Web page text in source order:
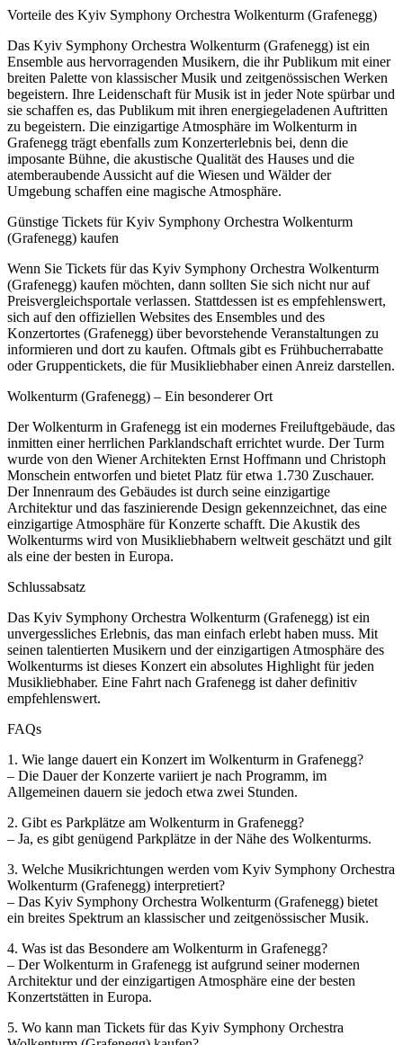
Vorteile des Kyiv Symphony Orchestra Wolkenturm (Grafenegg)
Das Kyiv Symphony Orchestra Wolkenturm (Grafenegg) ist ein
Ensemble aus hervorragenden Musikern, die ihr Publikum mit einer
breiten Palette von klassischer Musik und zeitgenössischen Werken
begeistern. Ihre Leidenschaft für Musik ist in jeder Note spürbar und
sie schaffen es, das Publikum mit ihren energiegeladenen Auftritten
zu begeistern. Die einzigartige Atmosphäre im Wolkenturm in
Grafenegg trägt ebenfalls zum Konzerterlebnis bei, denn die
imposante Bühne, die akustische Qualität des Hauses und die
atemberaubende Aussicht auf die Wiesen und Wälder der
Umgebung schaffen eine magische Atmosphäre.
Günstige Tickets für Kyiv Symphony Orchestra Wolkenturm
(Grafenegg) kaufen
Wenn Sie Tickets für das Kyiv Symphony Orchestra Wolkenturm
(Grafenegg) kaufen möchten, dann sollten Sie sich nicht nur auf
Preisvergleichsportale verlassen. Stattdessen ist es empfehlenswert,
sich auf den offiziellen Websites des Ensembles und des
Konzertortes (Grafenegg) über bevorstehende Veranstaltungen zu
informieren und dort zu kaufen. Oftmals gibt es Frühbucherrabatte
oder Gruppentickets, die für Musikliebhaber einen Anreiz darstellen.
Wolkenturm (Grafenegg) – Ein besonderer Ort
Der Wolkenturm in Grafenegg ist ein modernes Freiluftgebäude, das
inmitten einer herrlichen Parklandschaft errichtet wurde. Der Turm
wurde von den Wiener Architekten Ernst Hoffmann und Christoph
Monschein entworfen und bietet Platz für etwa 1.730 Zuschauer.
Der Innenraum des Gebäudes ist durch seine einzigartige
Architektur und das faszinierende Design gekennzeichnet, das eine
einzigartige Atmosphäre für Konzerte schafft. Die Akustik des
Wolkenturms wird von Musikliebhabern weltweit geschätzt und gilt
als eine der besten in Europa.
Schlussabsatz
Das Kyiv Symphony Orchestra Wolkenturm (Grafenegg) ist ein
unvergessliches Erlebnis, das man einfach erlebt haben muss. Mit
seinen talentierten Musikern und der einzigartigen Atmosphäre des
Wolkenturms ist dieses Konzert ein absolutes Highlight für jeden
Musikliebhaber. Eine Fahrt nach Grafenegg ist daher definitiv
empfehlenswert.
FAQs
1. Wie lange dauert ein Konzert im Wolkenturm in Grafenegg?
– Die Dauer der Konzerte variiert je nach Programm, im
Allgemeinen dauern sie jedoch etwa zwei Stunden.
2. Gibt es Parkplätze am Wolkenturm in Grafenegg?
– Ja, es gibt genügend Parkplätze in der Nähe des Wolkenturms.
3. Welche Musikrichtungen werden vom Kyiv Symphony Orchestra
Wolkenturm (Grafenegg) interpretiert?
– Das Kyiv Symphony Orchestra Wolkenturm (Grafenegg) bietet
ein breites Spektrum an klassischer und zeitgenössischer Musik.
4. Was ist das Besondere am Wolkenturm in Grafenegg?
– Der Wolkenturm in Grafenegg ist aufgrund seiner modernen
Architektur und der einzigartigen Atmosphäre eine der besten
Konzertstätten in Europa.
5. Wo kann man Tickets für das Kyiv Symphony Orchestra